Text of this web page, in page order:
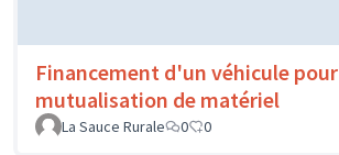
Financement d'un véhicule pour
mutualisation de matériel
La Sauce Rurale
0 0